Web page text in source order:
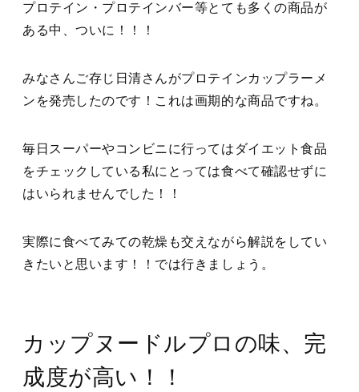
プロテイン・プロテインバー等とても多くの商品が
ある中、ついに！！！
みなさんご存じ日清さんがプロテインカップラーメ
ンを発売したのです！これは画期的な商品ですね。
毎日スーパーやコンビニに行ってはダイエット食品
をチェックしている私にとっては食べて確認せずに
はいられませんでした！！
実際に食べてみての乾燥も交えながら解説をしてい
きたいと思います！！では行きましょう。
カップヌードルプロの味、完
成度が高い！！